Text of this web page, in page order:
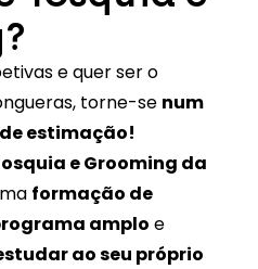
e quer ser o
torne-se num
estimação!
e Grooming da
formação de
amplo e
ao seu próprio